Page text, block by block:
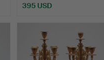
395 USD